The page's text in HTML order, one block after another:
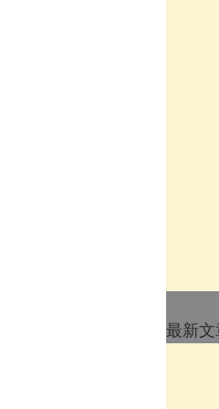
最新文